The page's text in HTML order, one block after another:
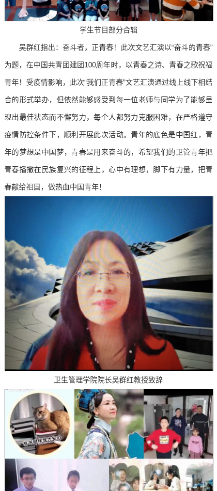
学生节目部分合辑
吴群红指出：奋斗者，正青春！此次文艺汇演以“奋斗的青春”
为题，在中国共青团建团100周年时，以青春之诗、青春之歌祝福
青年！受疫情影响，此次“我们正青春”文艺汇演通过线上线下相结
合的形式举办，但依然能够感受到每一位老师与同学为了能够呈
现出最佳状态而不懈努力，每个人都努力克服困难，在严格遵守
疫情防控条件下，顺利开展此次活动。青年的底色是中国红，青
年的梦想是中国梦，青春是用来奋斗的，希望我们的卫管青年把
青春播撒在民族复兴的征程上，心中有理想，脚下有力量，把青
春献给祖国，做热血中国青年！
卫生管理学院院长吴群红教授致辞